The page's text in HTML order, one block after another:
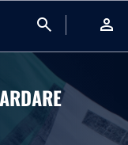
search person